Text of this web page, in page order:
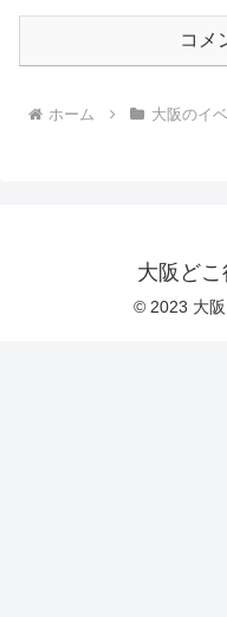
コメ
ホーム 大阪のイ
大阪ど
© 2023 大